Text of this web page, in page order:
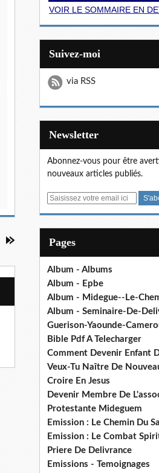
VOIR LE SOMMAIRE EN
Suivez-moi
via RSS
Newsletter
Abonnez-vous pour être
nouveaux articles publiés.
E
Pages
Album - Albums
Album - Epbe
Album - Midegue--Le-
Album - Seminaire-De-
Guerison-Yaounde-
Bible Pdf A Telecharger
Comment Devenir Enfant
Veux-Tu Naître De
Croire En Jesus
Devenir Membre De
Protestante Mideguem
Emission : Le Chemin Du
Emission : Le Combat
Priere De Delivrance
Emissions - Temoignages